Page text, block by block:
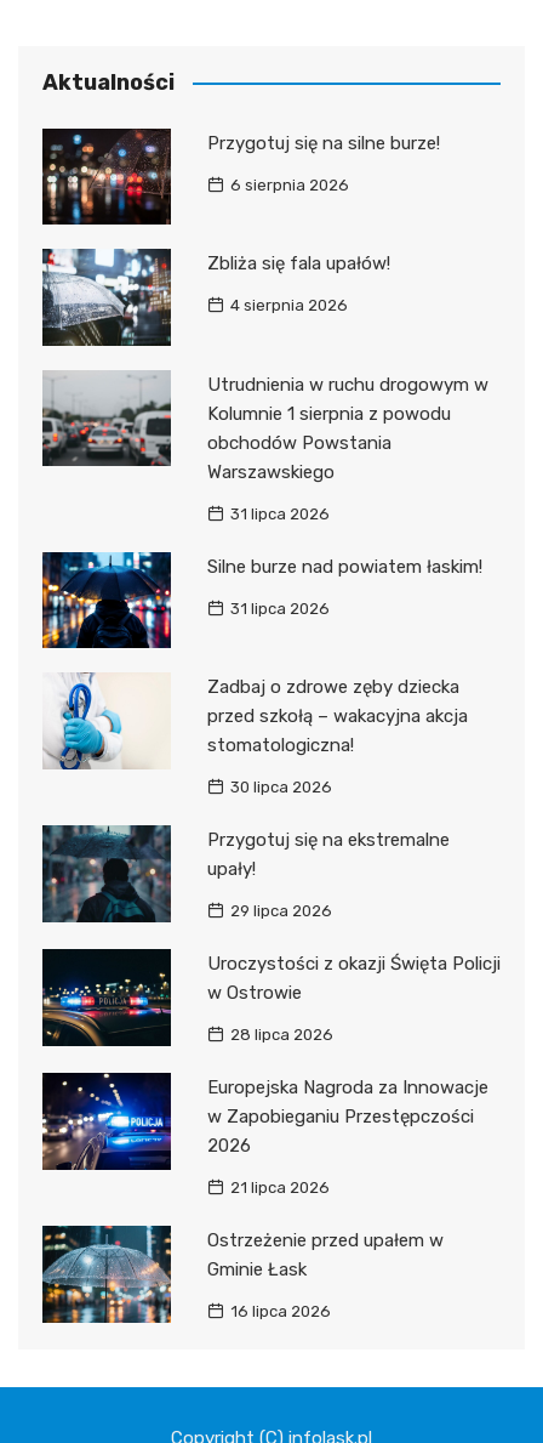
Aktualności
Przygotuj się na silne burze!
6 sierpnia 2026
Zbliża się fala upałów!
4 sierpnia 2026
Utrudnienia w ruchu drogowym w
Kolumnie 1 sierpnia z powodu
obchodów Powstania
Warszawskiego
31 lipca 2026
Silne burze nad powiatem łaskim!
31 lipca 2026
Zadbaj o zdrowe zęby dziecka
przed szkołą – wakacyjna akcja
stomatologiczna!
30 lipca 2026
Przygotuj się na ekstremalne
upały!
29 lipca 2026
Uroczystości z okazji Święta Policji
w Ostrowie
28 lipca 2026
Europejska Nagroda za Innowacje
w Zapobieganiu Przestępczości
2026
21 lipca 2026
Ostrzeżenie przed upałem w
Gminie Łask
16 lipca 2026
Copyright (C) infolask.pl